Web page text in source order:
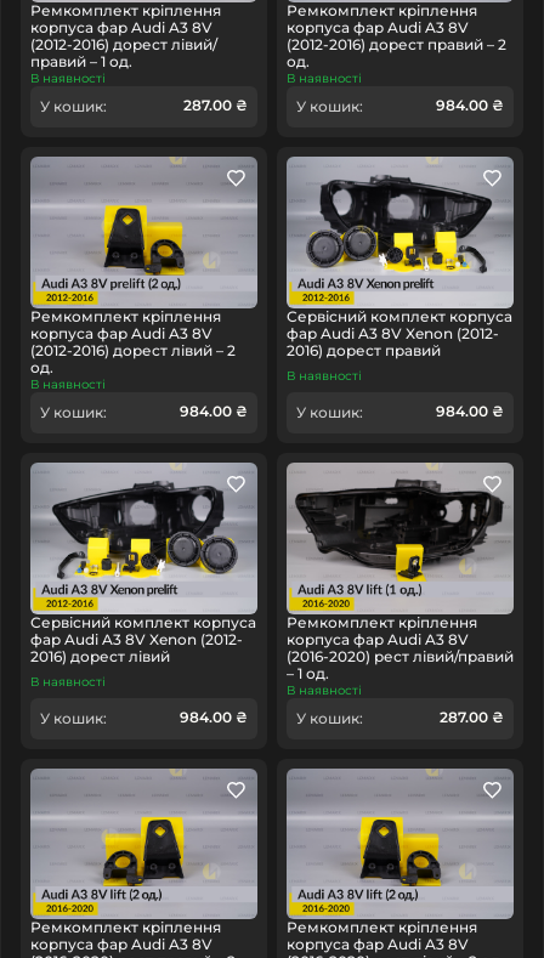
Dodge Ferrari Fiat
Foton GAC Geely Genesis
GMC
Haval
Hyundai IM Infiniti Isuzu
Jaguar Jetour
Lamborghini Lancia Land Rover
Ремкомплект кріплення
корпуса фар Audi A3 8V
(2012-2016) дорест лівий/
правий – 1 од.
В наявності
У кошик: 287.00 ₴
Ремкомплект кріплення
корпуса фар Audi A3 8V
(2012-2016) дорест правий – 2
од.
В наявності
У кошик: 984.00 ₴
Ремкомплект кріплення
корпуса фар Audi A3 8V
(2012-2016) дорест лівий – 2
од.
В наявності
У кошик: 984.00 ₴
Сервісний комплект корпуса
фар Audi A3 8V Xenon (2012-
2016) дорест правий
В наявності
У кошик: 984.00 ₴
Сервісний комплект корпуса
фар Audi A3 8V Xenon (2012-
2016) дорест лівий
В наявності
У кошик: 984.00 ₴
Ремкомплект кріплення
корпуса фар Audi A3 8V
(2016-2020) рест лівий/правий
– 1 од.
В наявності
У кошик: 287.00 ₴
Ремкомплект кріплення
корпуса фар Audi A3 8V
Ремкомплект кріплення
корпуса фар Audi A3 8V